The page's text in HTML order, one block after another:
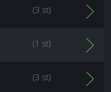
(3 st)
(1 st)
(3 st)